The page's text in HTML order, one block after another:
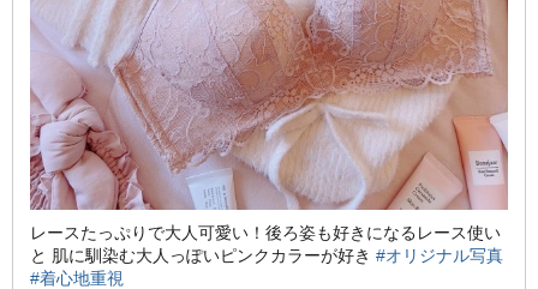
レースたっぷりで大人可愛い！後ろ姿も好きになるレース使い
と 肌に馴染む大人っぽいピンクカラーが好き #オリジナル写真
#着心地重視